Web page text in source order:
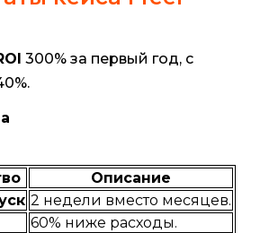
300% за первый год, с
Описание
2 недели вместо месяцев.
60% ниже расходы.